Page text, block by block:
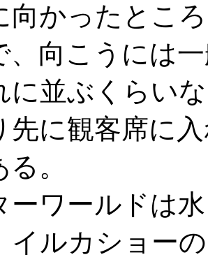
向かったとこ
、向こうには
に並ぶくらい
先に観客席に
。
ーワールドは
イルカショー